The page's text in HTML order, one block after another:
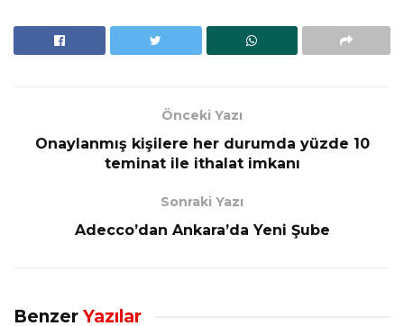
Önceki Yazı
Onaylanmış kişilere her durumda yüzde 10
teminat ile ithalat imkanı
Sonraki Yazı
Adecco’dan Ankara’da Yeni Şube
Benzer Yazılar